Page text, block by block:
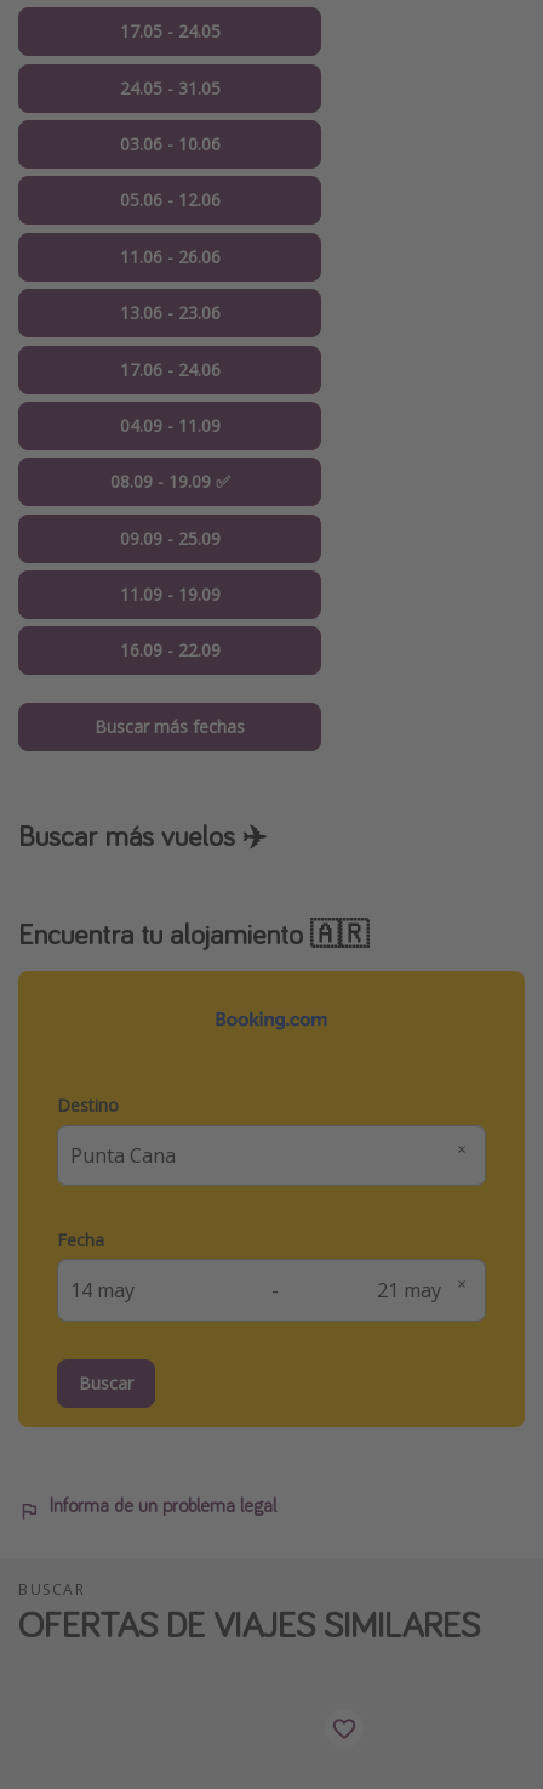
17.05 - 24.05
24.05 - 31.05
03.06 - 10.06
05.06 - 12.06
11.06 - 26.06
13.06 - 23.06
17.06 - 24.06
04.09 - 11.09
08.09 - 19.09 ✅
09.09 - 25.09
11.09 - 19.09
16.09 - 22.09
Buscar más fechas
Buscar más vuelos ✈️
Encuentra tu alojamiento 🇦🇷
Destino
Fecha
-
Buscar
Informa de un problema legal
BUSCAR
OFERTAS DE VIAJES SIMILARES